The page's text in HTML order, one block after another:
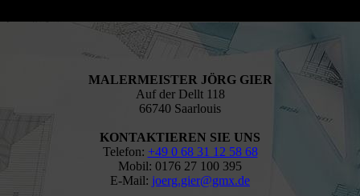
MALERMEISTER JÖRG GIER
Auf der Dellt 118
66740 Saarlouis
KONTAKTIEREN SIE UNS
Telefon: +49 0 68 31 12 58 68
Mobil: 0176 27 100 395
E-Mail: joerg.gier@gmx.de